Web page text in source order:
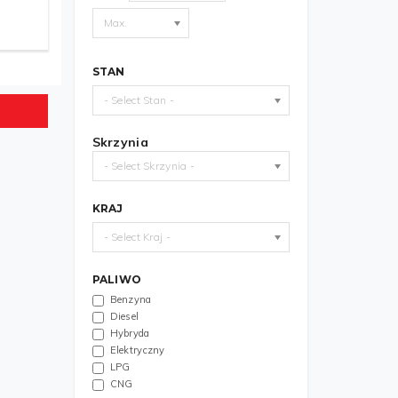
Max.
STAN
- Select Stan -
Skrzynia
- Select Skrzynia -
KRAJ
- Select Kraj -
PALIWO
Benzyna
Diesel
Hybryda
Elektryczny
LPG
CNG